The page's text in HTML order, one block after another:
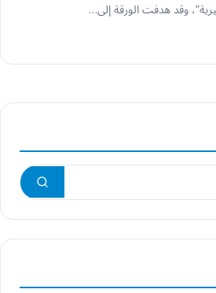
وقد هدفت الورقة إلى…